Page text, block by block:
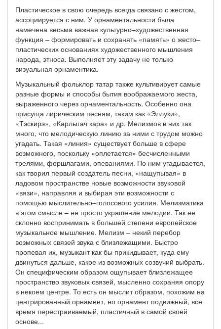
Пластическое в свою очередь всегда связано с жестом,
ассоциируется с ним. У орнаментальности была
намечена весьма важная культурно–художественная
функция – формировать и сохранять «память» о жесто–
пластических основаниях художественного мышления
народа, этноса. Выполняет эту задачу не только
визуальная орнаментика.
Музыкальный фольклор татар также культивирует самые
разные формы и способы бытия воображаемого жеста,
выраженного через орнаментальность. Особенно она
присуща лирическим песням, таким как «Эллуки»,
«Тэскирэ», «Карлыгач кара» и др. Мелизмов в них так
много, что мелодическую линию за ними с трудом можно
угадать. Такая «линия» существует больше в сфере
возможного, поскольку «оплетается» бесчисленными
трелями, форшлагами, опеваниями. По ним угадывается,
как творил первый создатель песни, «нащупывая» в
ладовом пространстве новые возможности звуковой
«вязи», направляя и выбирая эти возможности с
помощью мыслительно–голосового усилия. Мелизматика
в этом смысле – не просто украшение мелодии. Так ее
склонно воспринимать в большей степени европейское
музыкальное мышление. Мелизм – некий перебор
возможных связей звука с близлежащими. Быстро
пропевая их, музыкант как бы прикидывает, куда ему
двинуться дальше, какое из возможных созвучий выбрать.
Он специфическим образом ощупывает близлежащее
пространство звуковых связей, мысленно сохраняя опору
в некоем центре. То есть он мыслит образом, похожим на
центрированный орнамент, но орнамент подвижный, все
время перестраиваемый, пластичный в самой своей
основе...